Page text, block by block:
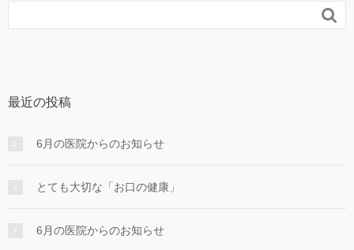

最近の投稿
6月の医院からのお知らせ
とても大切な「お口の健康」
6月の医院からのお知らせ